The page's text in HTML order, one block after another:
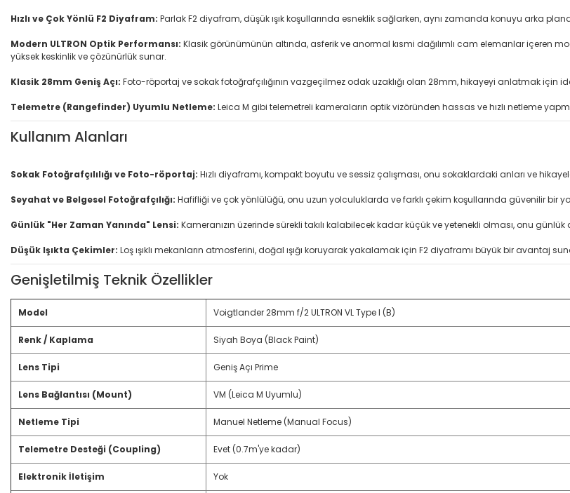
Hızlı ve Çok Yönlü F2 Diyafram: Parlak F2 diyafram, düşük ışık koşullarında esneklik sağlarken, aynı zamanda konuyu arka
Modern ULTRON Optik Performansı: Klasik görünümünün altında, asferik ve anormal kısmi dağılımlı cam elemanlar içeren
yüksek keskinlik ve çözünürlük sunar.
Klasik 28mm Geniş Açı: Foto-röportaj ve sokak fotoğrafçılığının vazgeçilmez odak uzaklığı olan 28mm, hikayeyi anlatmak için
Telemetre (Rangefinder) Uyumlu Netleme: Leica M gibi telemetreli kameraların optik vizöründen hassas ve hızlı netleme
Kullanım Alanları
Sokak Fotoğrafçılılığı ve Foto-röportaj: Hızlı diyaframı, kompakt boyutu ve sessiz çalışması, onu sokaklardaki anları ve
Seyahat ve Belgesel Fotoğrafçılığı: Hafifliği ve çok yönlülüğü, onu uzun yolculuklarda ve farklı çekim koşullarında güvenilir bir
Günlük "Her Zaman Yanında" Lensi: Kameranızın üzerinde sürekli takılı kalabilecek kadar küçük ve yetenekli olması, onu
Düşük Işıkta Çekimler: Loş ışıklı mekanların atmosferini, doğal ışığı koruyarak yakalamak için F2 diyaframı büyük bir avantaj
Genişletilmiş Teknik Özellikler
Model Voigtlander 28mm f/2 ULTRON VL Type I (B)
Renk / Kaplama Siyah Boya (Black Paint)
Lens Tipi Geniş Açı Prime
Lens Bağlantısı (Mount) VM (Leica M Uyumlu)
Netleme Tipi Manuel Netleme (Manual Focus)
Telemetre Desteği (Coupling) Evet (0.7m'ye kadar)
Elektronik İletişim Yok